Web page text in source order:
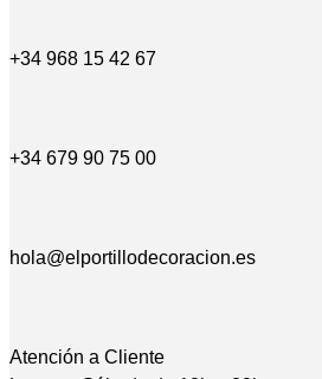
+34 968 15 42 67
+34 679 90 75 00
hola@elportillodecoracion.es
Atención a Cliente